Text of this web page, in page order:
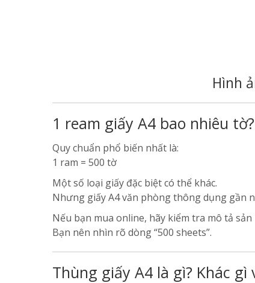
Hình
1 ream giấy A4 bao nhiêu tờ?
Quy chuẩn phổ biến nhất là:
1 ram = 500 tờ
Một số loại giấy đặc biệt có thể khác.
Nhưng giấy A4 văn phòng thông dụng gần
Nếu bạn mua online, hãy kiểm tra mô tả sản
Bạn nên nhìn rõ dòng “500 sheets”.
Thùng giấy A4 là gì? Khác gì